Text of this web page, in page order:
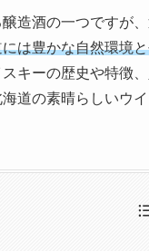
造酒の一つですが
は豊かな自然環境
キーの歴史や特徴
道の素晴らしいウ